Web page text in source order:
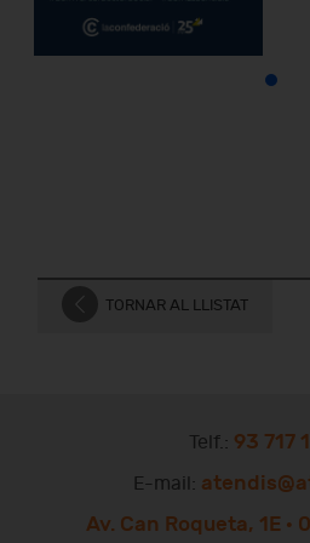
TORNAR AL LLISTAT
Telf.: 93 717
E-mail:
Av. Can Roqueta, 1E ·